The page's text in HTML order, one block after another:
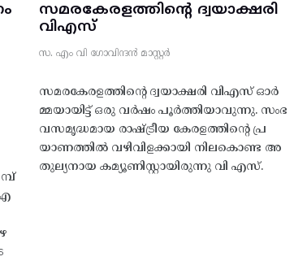
സമരകേരളത്തിൻ്റെ ദ്വയാക്ഷരി
വിഎസ്
സ. എം വി ഗോവിന്ദൻ മാസ്റ്റർ
സമരകേരളത്തിൻ്റെ ദ്വയാക്ഷരി വിഎസ് ഓർ
മ്മയായിട്ട് ഒരു വർഷം പൂർത്തിയാവുന്നു. സംഭ
വസമൃദ്ധമായ രാഷ്ട്രീയ കേരളത്തിന്റെ പ്ര
യാണത്തിൽ വഴിവിളക്കായി നിലകൊണ്ട അ
തുല്യനായ കമ്യൂണിസ്റ്റായിരുന്നു വി എസ്.